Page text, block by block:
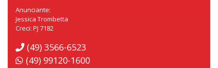
Anunciante:
Jessica Trombetta
Creci: PJ 7182
(49) 3566-6523
(49) 99120-1600